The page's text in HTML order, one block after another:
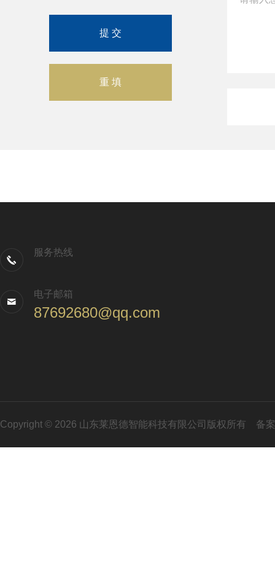
服务热线
电子邮箱
87692680@qq.com
Copyright © 2026 山东莱恩德智能科技有限公司版权所有 备